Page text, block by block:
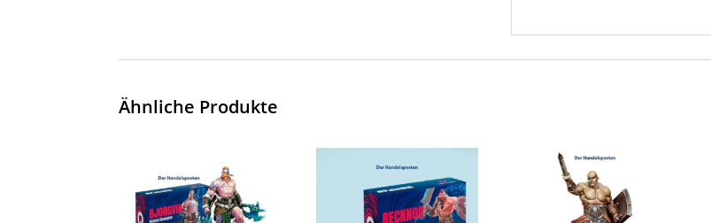
Ähnliche Produkte